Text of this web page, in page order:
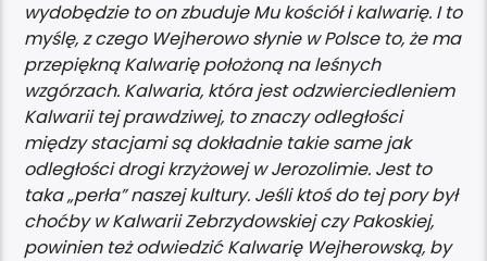
wydobędzie to on zbuduje Mu kościół i kalwarię. I to
myślę, z czego Wejherowo słynie w Polsce to, że ma
przepiękną Kalwarię położoną na leśnych
wzgórzach. Kalwaria, która jest odzwierciedleniem
Kalwarii tej prawdziwej, to znaczy odległości
między stacjami są dokładnie takie same jak
odległości drogi krzyżowej w Jerozolimie. Jest to
taka „perła” naszej kultury. Jeśli ktoś do tej pory był
choćby w Kalwarii Zebrzydowskiej czy Pakoskiej,
powinien też odwiedzić Kalwarię Wejherowską, by